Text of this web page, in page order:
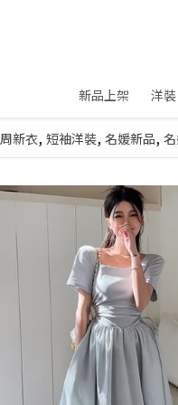
新品上架 洋裝
新衣, 短袖洋裝, 名媛新品,